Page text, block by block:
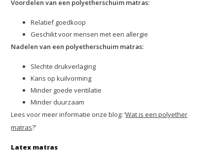
Voordelen van een polyetherschuim matras:
Relatief goedkoop
Geschikt voor mensen met een allergie
Nadelen van een polyetherschuim matras:
Slechte drukverlaging
Kans op kuilvorming
Minder goede ventilatie
Minder duurzaam
Lees voor meer informatie onze blog: ‘Wat is een polyether
matras?’
Latex matras